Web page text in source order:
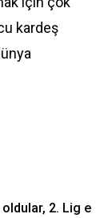
kardeş
2. Lig e